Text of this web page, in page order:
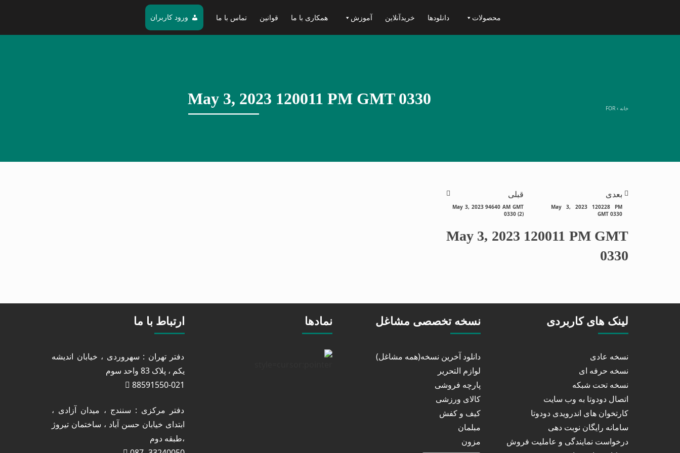
محصولات دانلودها خریدآنلاین آموزش همکاری با ما قوانین تماس با ما ورود کاربران
May 3, 2023 120011 PM GMT 0330
خانه ›
FOR
قبلی
May 3, 2023 94640 AM GMT
0330 (2)
بعدی
May 3, 2023 120228 PM
GMT 0330
May 3, 2023 120011 PM GMT
0330
ارتباط با ما
دفتر تهران : سهروردی ، خیابان اندیشه
یکم ، پلاک 83 واحد سوم
88591550-021
دفتر مرکزی : سنندج ، میدان آزادی ،
ابتدای خیابان حسن آباد ، ساختمان تیروژ
،طبقه دوم
نمادها نسخه تخصصی مشاغل
دانلود آخرین نسخه(همه مشاغل)
لوازم التحریر
پارچه فروشی
کالای ورزشی
کیف و کفش
مبلمان
مزون
لینک های کاربردی
نسخه عادی
نسخه حرفه ای
نسخه تحت شبکه
اتصال دودوتا به وب سایت
کارتخوان های اندرویدی دودوتا
سامانه رایگان نوبت دهی
درخواست نمایندگی و عاملیت فروش